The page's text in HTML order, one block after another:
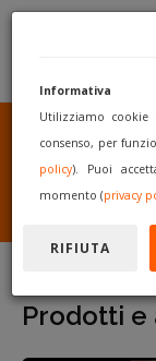
Prodotti e
Informativa
Utilizziamo
consenso, per
policy). Puoi
momento (privacy
RIFIUTA